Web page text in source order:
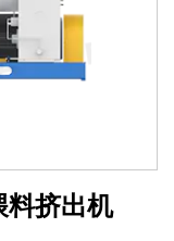
挤出机